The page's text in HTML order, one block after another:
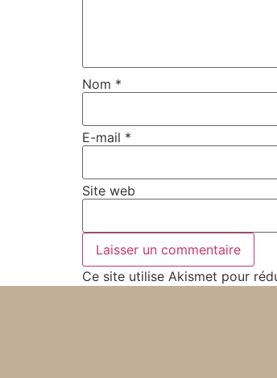
Nom *
E-mail *
Site web
Ce site utilise Akismet pour